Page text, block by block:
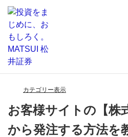
カテゴリー表示
お客様サイトの【株
から発注する方法を